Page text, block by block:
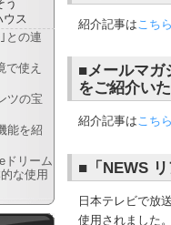
う
ウス
との連
で使え
ツの宝
能を紹
ドリーム
な使用
紹介記事はこちら
■メールマガ
をご紹介いた
紹介記事はこちら
■「NEWS
日本テレビで放
使用されました。